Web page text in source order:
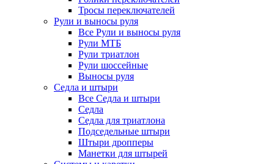
Тросы переключателей
Рули и выносы руля
Все Рули и выносы руля
Рули МТБ
Рули триатлон
Рули шоссейные
Выносы руля
Седла и штыри
Все Седла и штыри
Седла
Седла для триатлона
Подседельные штыри
Штыри дропперы
Манетки для штырей